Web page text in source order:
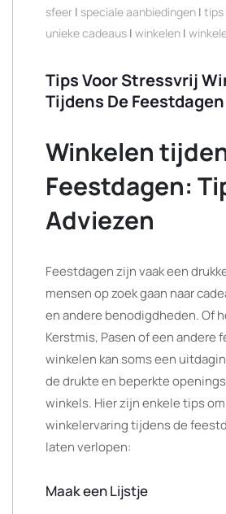
sfeer | speciale aanbiedingen | tips
unieke cadeaus | winkelen |
Tips Voor Stressvrij
Tijdens De Feestdagen
Winkelen
Feestdagen:
Adviezen
Feestdagen zijn vaak een
mensen op zoek gaan naar
en andere benodigdheden. Of
Kerstmis, Pasen of een andere
winkelen kan soms een
de drukte en beperkte
winkels. Hier zijn enkele tips
winkelervaring tijdens de
laten verlopen:
Maak een Lijstje